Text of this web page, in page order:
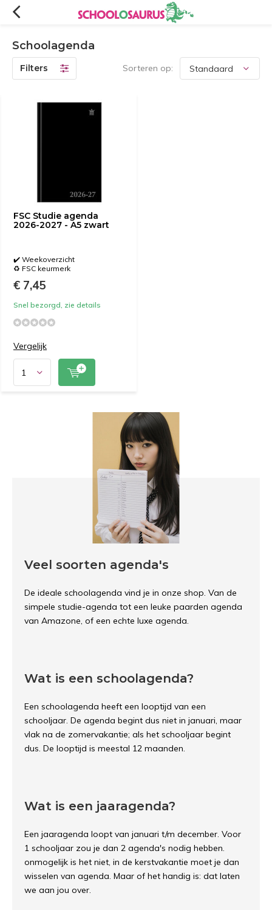
Schoolagenda
Filters Sorteren op:
FSC Studie agenda
2026-2027 - A5 zwart
✔️ Weekoverzicht
♻️ FSC keurmerk
€ 7,45
Snel bezorgd, zie details
Vergelijk
Veel soorten agenda's
De ideale schoolagenda vind je in onze shop. Van de
simpele studie-agenda tot een leuke paarden agenda
van Amazone, of een echte luxe agenda.
Wat is een schoolagenda?
Een schoolagenda heeft een looptijd van een
schooljaar. De agenda begint dus niet in januari, maar
vlak na de zomervakantie; als het schooljaar begint
dus. De looptijd is meestal 12 maanden.
Wat is een jaaragenda?
Een jaaragenda loopt van januari t/m december. Voor
1 schooljaar zou je dan 2 agenda's nodig hebben.
onmogelijk is het niet, in de kerstvakantie moet je dan
wisselen van agenda. Maar of het handig is: dat laten
we aan jou over.